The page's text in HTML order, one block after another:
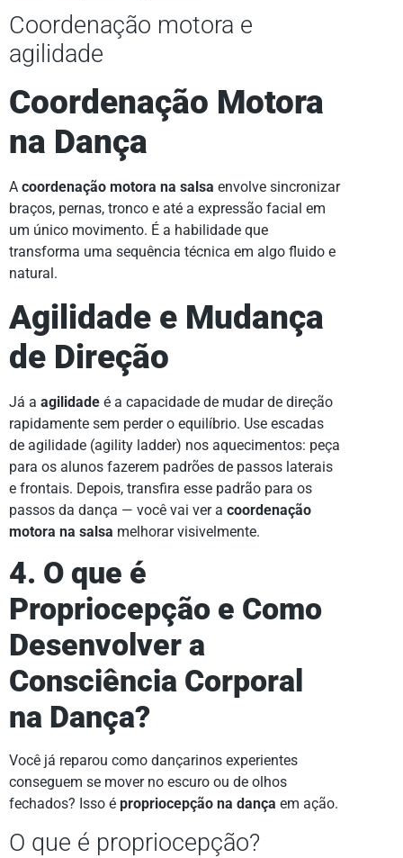
Coordenação motora e
agilidade
Coordenação Motora
na Dança
A coordenação motora na salsa envolve sincronizar
braços, pernas, tronco e até a expressão facial em
um único movimento. É a habilidade que
transforma uma sequência técnica em algo fluido e
natural.
Agilidade e Mudança
de Direção
Já a agilidade é a capacidade de mudar de direção
rapidamente sem perder o equilíbrio. Use escadas
de agilidade (agility ladder) nos aquecimentos: peça
para os alunos fazerem padrões de passos laterais
e frontais. Depois, transfira esse padrão para os
passos da dança — você vai ver a coordenação
motora na salsa melhorar visivelmente.
4. O que é
Propriocepção e Como
Desenvolver a
Consciência Corporal
na Dança?
Você já reparou como dançarinos experientes
conseguem se mover no escuro ou de olhos
fechados? Isso é propriocepção na dança em ação.
O que é propriocepção?